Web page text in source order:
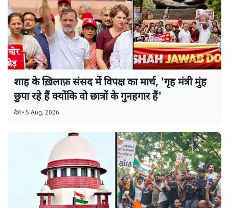
शाह के ख़िलाफ़ संसद में विपक्ष का मार्च, 'गृह मंत्री मुंह
छुपा रहे हैं क्योंकि वो छात्रों के गुनहगार हैं'
देश•5 Aug, 2026